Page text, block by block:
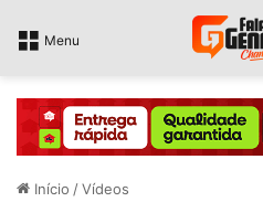
Menu
Início /Vídeos